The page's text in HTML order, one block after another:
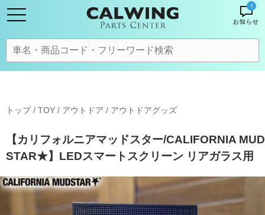
!
お知らせ
トップ/ TOY / アウトドア / アウトドアグッズ
【カリフォルニアマッドスター/CALIFORNIA MUD
STAR★】LEDスマートスクリーン リアガラス用